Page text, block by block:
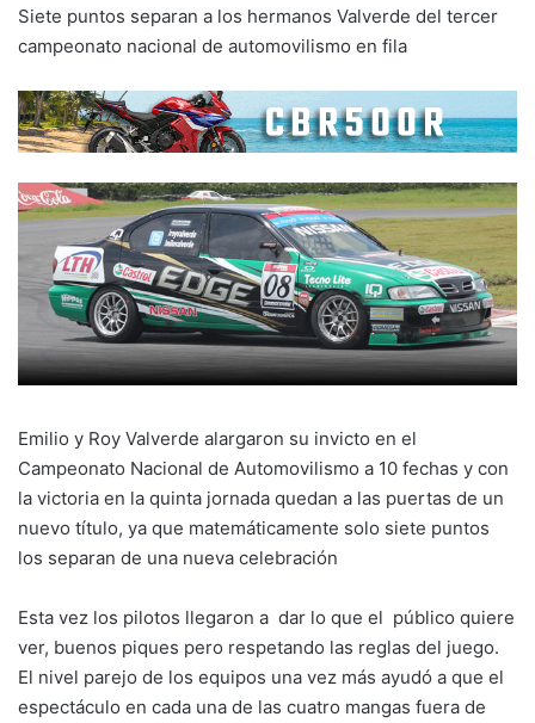
Siete puntos separan a los hermanos Valverde del tercer
campeonato nacional de automovilismo en fila
Emilio y Roy Valverde alargaron su invicto en el
Campeonato Nacional de Automovilismo a 10 fechas y con
la victoria en la quinta jornada quedan a las puertas de un
nuevo título, ya que matemáticamente solo siete puntos
los separan de una nueva celebración
Esta vez los pilotos llegaron a dar lo que el público quiere
ver, buenos piques pero respetando las reglas del juego.
El nivel parejo de los equipos una vez más ayudó a que el
espectáculo en cada una de las cuatro mangas fuera de